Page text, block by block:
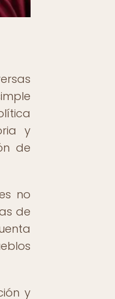
y
de
no
de
y